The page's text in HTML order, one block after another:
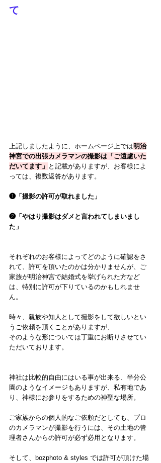
て
上記しましたように、ホームページ上では明治
神宮での出張カメラマンの撮影は「ご遠慮いた
だいてます」 と記載がありますが、お客様によ
っては、複数返答があります。
❶「撮影の許可が取れました」
❷「やはり撮影はダメと言われてしまいまし
た」
それぞれのお客様によってどのように確認をさ
れて、許可を頂いたのかは分かりませんが、ご
家族が明治神宮で結婚式を挙げられた方など
は、特別に許可が下りているのかもしれませ
ん。
時々、親族や知人として撮影をして欲しいとい
うご依頼を頂くことがありますが、
そのような形については丁重にお断りさせてい
ただいております。
神社は比較的自由にはいる事が出来る、半分公
園のようなイメージもありますが、私有地であ
り、神様にお参りをするための神聖な場所。
ご家族からの個人的なご依頼だとしても、プロ
のカメラマンが撮影を行うには、その土地の管
理者さんからの許可が必ず必用となります。
そして、bozphoto & styles では許可が頂けた場